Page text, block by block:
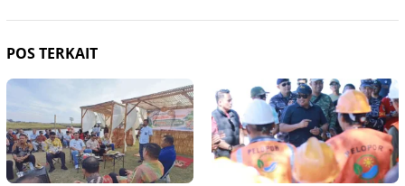
POS TERKAIT